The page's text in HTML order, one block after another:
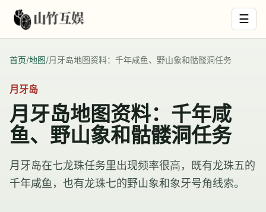
☰
首页/地图/月牙岛地图资料：千年咸鱼、野山象和骷髅洞任务
月牙岛
月牙岛地图资料：千年咸
鱼、野山象和骷髅洞任务
月牙岛在七龙珠任务里出现频率很高，既有龙珠五的
千年咸鱼，也有龙珠七的野山象和象牙号角线索。